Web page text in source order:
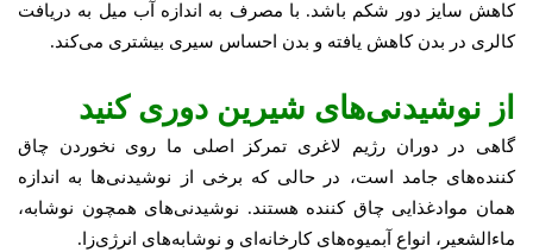
کاهش سایز دور شکم باشد. با مصرف به اندازه آب میل به دریافت
کالری در بدن کاهش یافته و بدن احساس سیری بیشتری می‌کند.
از نوشیدنی‌های شیرین دوری کنید
گاهی در دوران رژیم لاغری تمرکز اصلی ما روی نخوردن چاق
کننده‌های جامد است، در حالی که برخی از نوشیدنی‌ها به اندازه
همان موادغذایی چاق کننده هستند. نوشیدنی‌های همچون نوشابه،
ماءالشعیر، انواع آبمیوه‌های کارخانه‌ای و نوشابه‌های انرژی‌زا.